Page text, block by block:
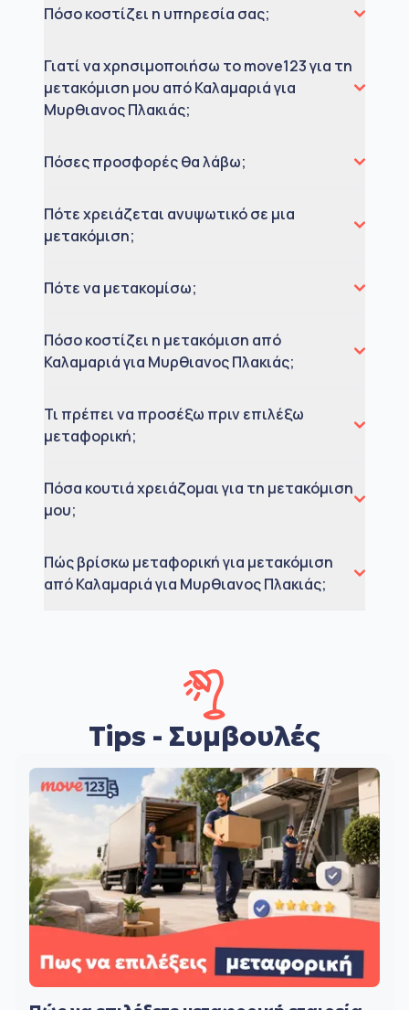
Πόσο κοστίζει η υπηρεσία σας;
Γιατί να χρησιμοποιήσω το move123 για τη
μετακόμιση μου από Καλαμαριά για
Μυρθιανος Πλακιάς;
Πόσες προσφορές θα λάβω;
Πότε χρειάζεται ανυψωτικό σε μια
μετακόμιση;
Πότε να μετακομίσω;
Πόσο κοστίζει η μετακόμιση από
Καλαμαριά για Μυρθιανος Πλακιάς;
Τι πρέπει να προσέξω πριν επιλέξω
μεταφορική;
Πόσα κουτιά χρειάζομαι για τη μετακόμιση
μου;
Πώς βρίσκω μεταφορική για μετακόμιση
από Καλαμαριά για Μυρθιανος Πλακιάς;
Tips - Συμβουλές